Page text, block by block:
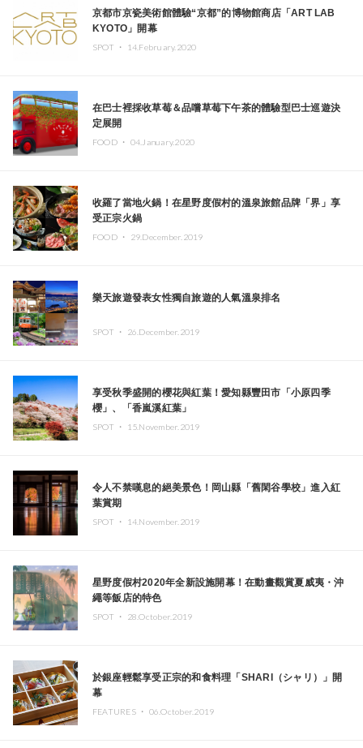
京都市京瓷美術館體驗“京都”的博物館商店「ART LAB
KYOTO」開幕
SPOT ・ 14.February.2020
在巴士裡採收草莓＆品嚐草莓下午茶的體驗型巴士巡遊決
定展開
FOOD ・ 04.January.2020
收羅了當地火鍋！在星野度假村的溫泉旅館品牌「界」享
受正宗火鍋
FOOD ・ 29.December.2019
樂天旅遊發表女性獨自旅遊的人氣溫泉排名
SPOT ・ 26.December.2019
享受秋季盛開的櫻花與紅葉！愛知縣豐田市「小原四季
櫻」、「香嵐溪紅葉」
SPOT ・ 15.November.2019
令人不禁嘆息的絕美景色！岡山縣「舊閑谷學校」進入紅
葉賞期
SPOT ・ 14.November.2019
星野度假村2020年全新設施開幕！在動畫觀賞夏威夷・沖
繩等飯店的特色
SPOT ・ 28.October.2019
於銀座輕鬆享受正宗的和食料理「SHARI（シャリ）」開
幕
FEATURES ・ 06.October.2019